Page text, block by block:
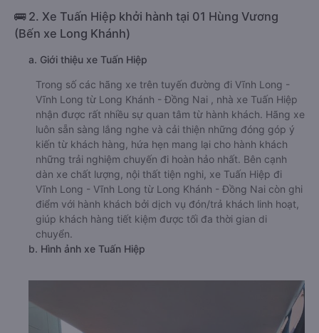
🚌 2. Xe Tuấn Hiệp khởi hành tại 01 Hùng Vương
(Bến xe Long Khánh)
a. Giới thiệu xe Tuấn Hiệp
Trong số các hãng xe trên tuyến đường đi Vĩnh Long -
Vĩnh Long từ Long Khánh - Đồng Nai , nhà xe Tuấn Hiệp
nhận được rất nhiều sự quan tâm từ hành khách. Hãng xe
luôn sẵn sàng lắng nghe và cải thiện những đóng góp ý
kiến từ khách hàng, hứa hẹn mang lại cho hành khách
những trải nghiệm chuyến đi hoàn hảo nhất. Bên cạnh
dàn xe chất lượng, nội thất tiện nghi, xe Tuấn Hiệp đi
Vĩnh Long - Vĩnh Long từ Long Khánh - Đồng Nai còn ghi
điểm với hành khách bởi dịch vụ đón/trả khách linh hoạt,
giúp khách hàng tiết kiệm được tối đa thời gian di
chuyển.
b. Hình ảnh xe Tuấn Hiệp